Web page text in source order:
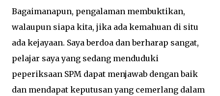
Bagaimanapun, pengalaman membuktikan,
walaupun siapa kita, jika ada kemahuan di situ
ada kejayaan. Saya berdoa dan berharap sangat,
pelajar saya yang sedang menduduki
peperiksaan SPM dapat menjawab dengan baik
dan mendapat keputusan yang cemerlang dalam